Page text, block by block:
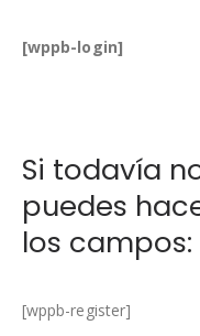
[wppb-login]
Si todavía
puedes
los campos:
[wppb-register]